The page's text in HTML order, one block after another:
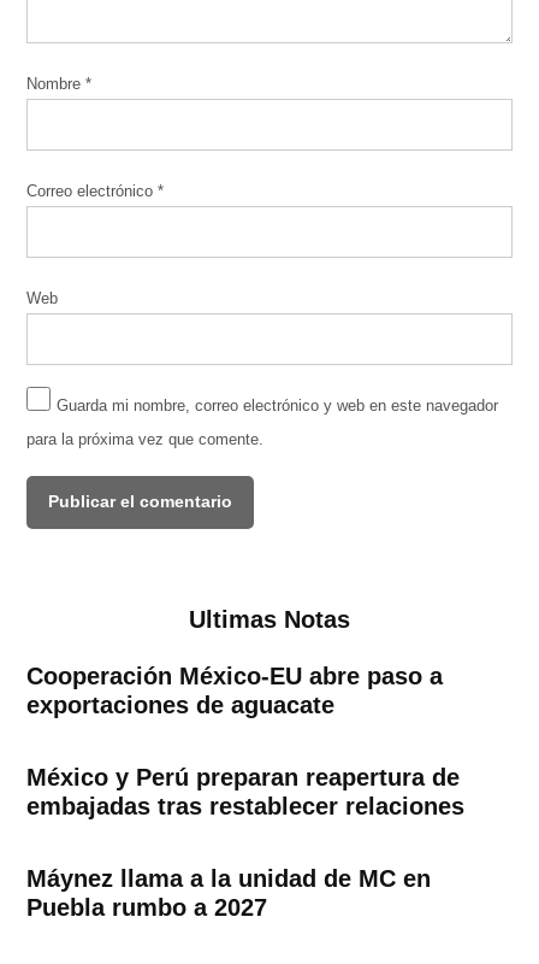
Nombre*
Correo electrónico*
Web
Guarda mi nombre, correo electrónico y web en este navegador
para la próxima vez que comente.
Ultimas Notas
Cooperación México-EU abre paso a
exportaciones de aguacate
México y Perú preparan reapertura de
embajadas tras restablecer relaciones
Máynez llama a la unidad de MC en
Puebla rumbo a 2027